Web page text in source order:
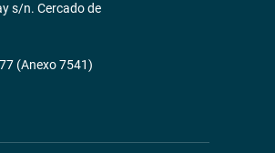
s/n. Cercado de
(Anexo 7541)